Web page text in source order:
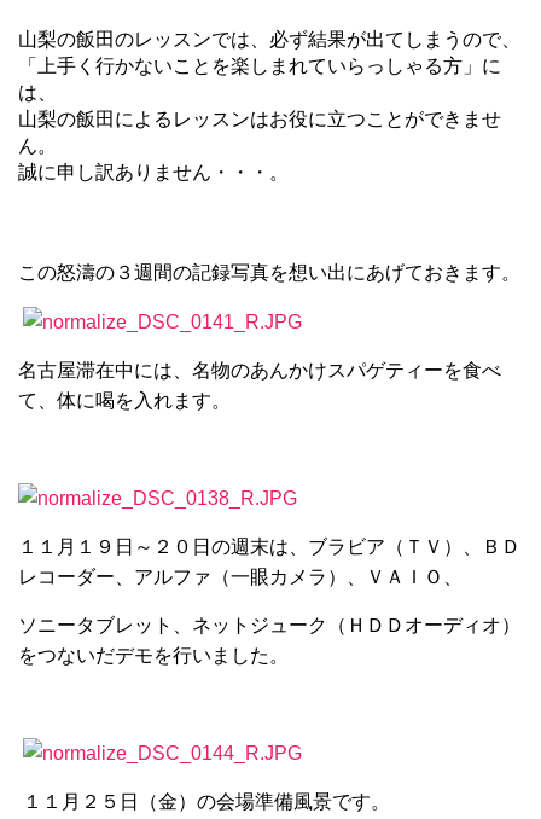
山梨の飯田のレッスンでは、必ず結果が出てしまうので、
「上手く行かないことを楽しまれていらっしゃる方」に
は、
山梨の飯田によるレッスンはお役に立つことができませ
ん。
誠に申し訳ありません・・・。
この怒濤の３週間の記録写真を想い出にあげておきます。
名古屋滞在中には、名物のあんかけスパゲティーを食べ
て、体に喝を入れます。
１１月１９日～２０日の週末は、ブラビア（ＴＶ）、ＢＤ
レコーダー、アルファ（一眼カメラ）、ＶＡＩＯ、
ソニータブレット、ネットジューク（ＨＤＤオーディオ）
をつないだデモを行いました。
１１月２５日（金）の会場準備風景です。